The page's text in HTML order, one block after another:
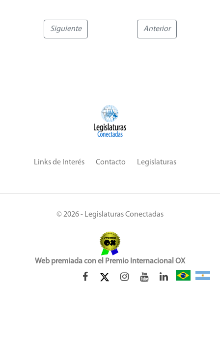
Siguiente Anterior
Links de Interés Contacto Legislaturas
© 2026 - Legislaturas Conectadas
Web premiada con el Premio Internacional OX